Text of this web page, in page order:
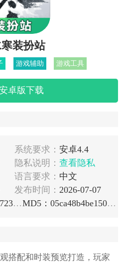
装扮站
游戏辅助 游戏工具
卓版下载
系统要求： 安卓4.4
隐私说明： 查看隐私
语言要求： 中文
发布时间： 2026-07-07
包名：com.xmbz.up7723.tools.nshzbz
MD5：05ca48b4be150060893f71171937f6cc
搭配和时装预览打造，玩家